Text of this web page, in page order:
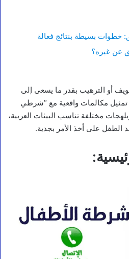
خطوات بسيطة بنتائج فعالة
عن غيره؟
أو الترهيب بقدر ما يسعى إلى
مكالمات واقعية مع “شرطي
مختلفة تناسب البيئات العربية،
الطفل على أخذ الأمر بجدية.